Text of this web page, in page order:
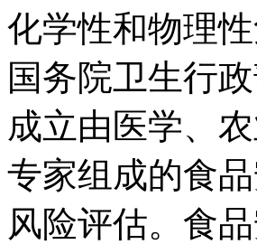
化学性和物理
国务院卫生行
成立由医学、
专家组成的食
风险评估。食